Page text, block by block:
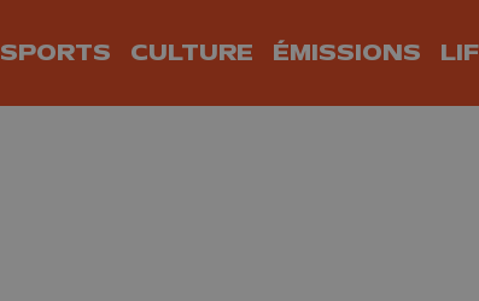
SPORTS CULTURE ÉMISSIONS